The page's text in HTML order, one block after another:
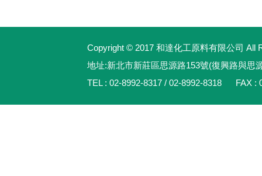
Copyright © 2017 和達化工原料有限公司 All
地址:新北市新莊區思源路153號(復興路與思
TEL : 02-8992-8317 / 02-8992-8318 FAX :